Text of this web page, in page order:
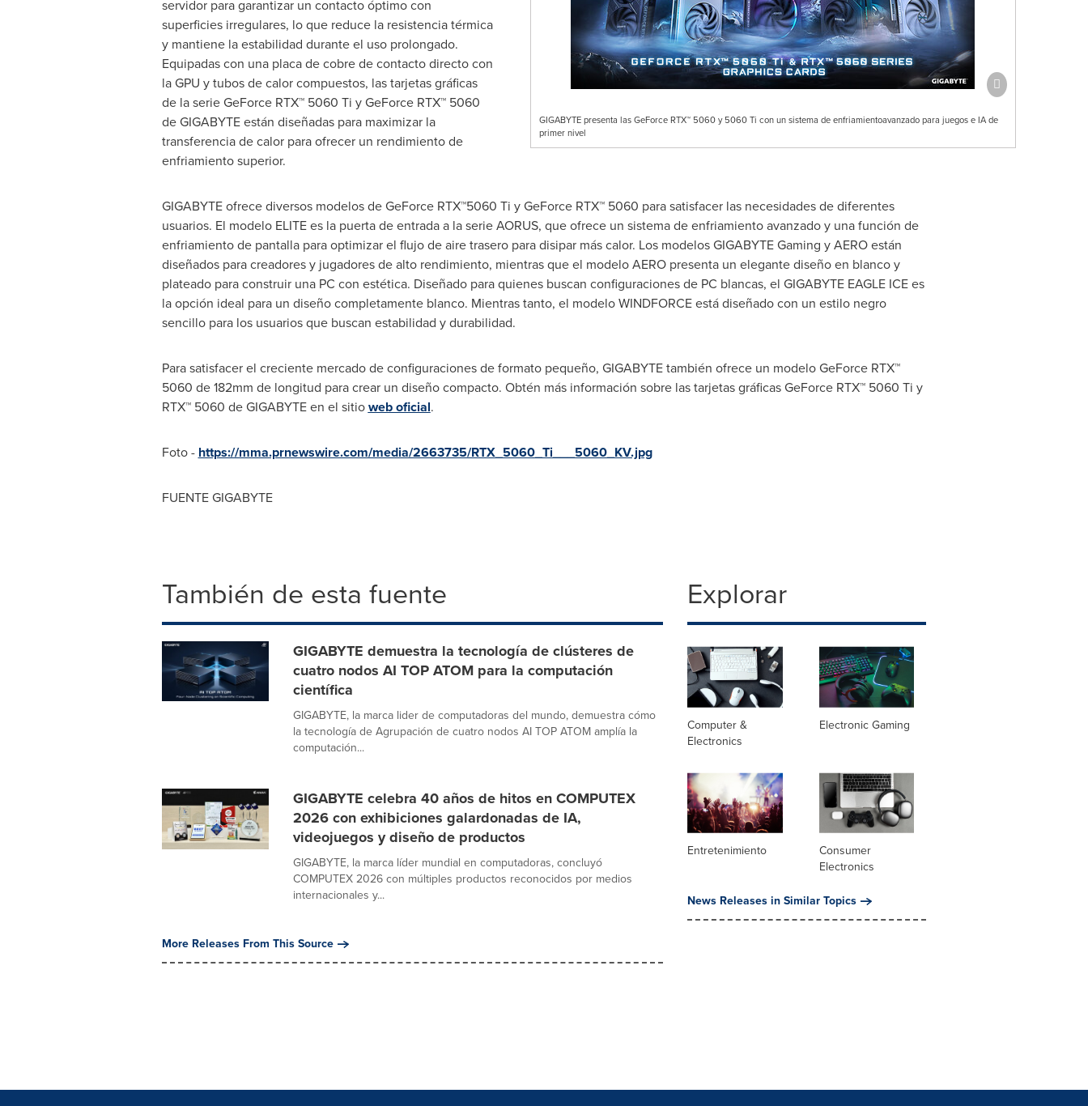
GIGABYTE presenta las GeForce RTX™ 5060 y 5060 Ti con un sistema de enfriamientoavanzado para juegos e IA de
primer nivel
servidor para garantizar un contacto óptimo con
superficies irregulares, lo que reduce la resistencia térmica
y mantiene la estabilidad durante el uso prolongado.
Equipadas con una placa de cobre de contacto directo con
la GPU y tubos de calor compuestos, las tarjetas gráficas
de la serie GeForce RTX™ 5060 Ti y GeForce RTX™ 5060
de GIGABYTE están diseñadas para maximizar la
transferencia de calor para ofrecer un rendimiento de
enfriamiento superior.
GIGABYTE ofrece diversos modelos de GeForce RTX™5060 Ti y GeForce RTX™ 5060 para satisfacer las necesidades de diferentes
usuarios. El modelo ELITE es la puerta de entrada a la serie AORUS, que ofrece un sistema de enfriamiento avanzado y una función de
enfriamiento de pantalla para optimizar el flujo de aire trasero para disipar más calor. Los modelos GIGABYTE Gaming y AERO están
diseñados para creadores y jugadores de alto rendimiento, mientras que el modelo AERO presenta un elegante diseño en blanco y
plateado para construir una PC con estética. Diseñado para quienes buscan configuraciones de PC blancas, el GIGABYTE EAGLE ICE es
la opción ideal para un diseño completamente blanco. Mientras tanto, el modelo WINDFORCE está diseñado con un estilo negro
sencillo para los usuarios que buscan estabilidad y durabilidad.
Para satisfacer el creciente mercado de configuraciones de formato pequeño, GIGABYTE también ofrece un modelo GeForce RTX™
5060 de 182mm de longitud para crear un diseño compacto. Obtén más información sobre las tarjetas gráficas GeForce RTX™ 5060 Ti y
RTX™ 5060 de GIGABYTE en el sitioweb oficial.
Foto - https://mma.prnewswire.com/media/2663735/RTX_5060_Ti___5060_KV.jpg
FUENTE GIGABYTE
También de esta fuente
GIGABYTE demuestra la tecnología de clústeres de
cuatro nodos AI TOP ATOM para la computación
científica
GIGABYTE, la marca lider de computadoras del mundo, demuestra cómo
la tecnología de Agrupación de cuatro nodos AI TOP ATOM amplía la
computación...
GIGABYTE celebra 40 años de hitos en COMPUTEX
2026 con exhibiciones galardonadas de IA,
videojuegos y diseño de productos
GIGABYTE, la marca líder mundial en computadoras, concluyó
COMPUTEX 2026 con múltiples productos reconocidos por medios
internacionales y...
More Releases From This Source
Explorar
Computer &
Electronics
Electronic Gaming
Entretenimiento
Consumer
Electronics
News Releases in Similar Topics